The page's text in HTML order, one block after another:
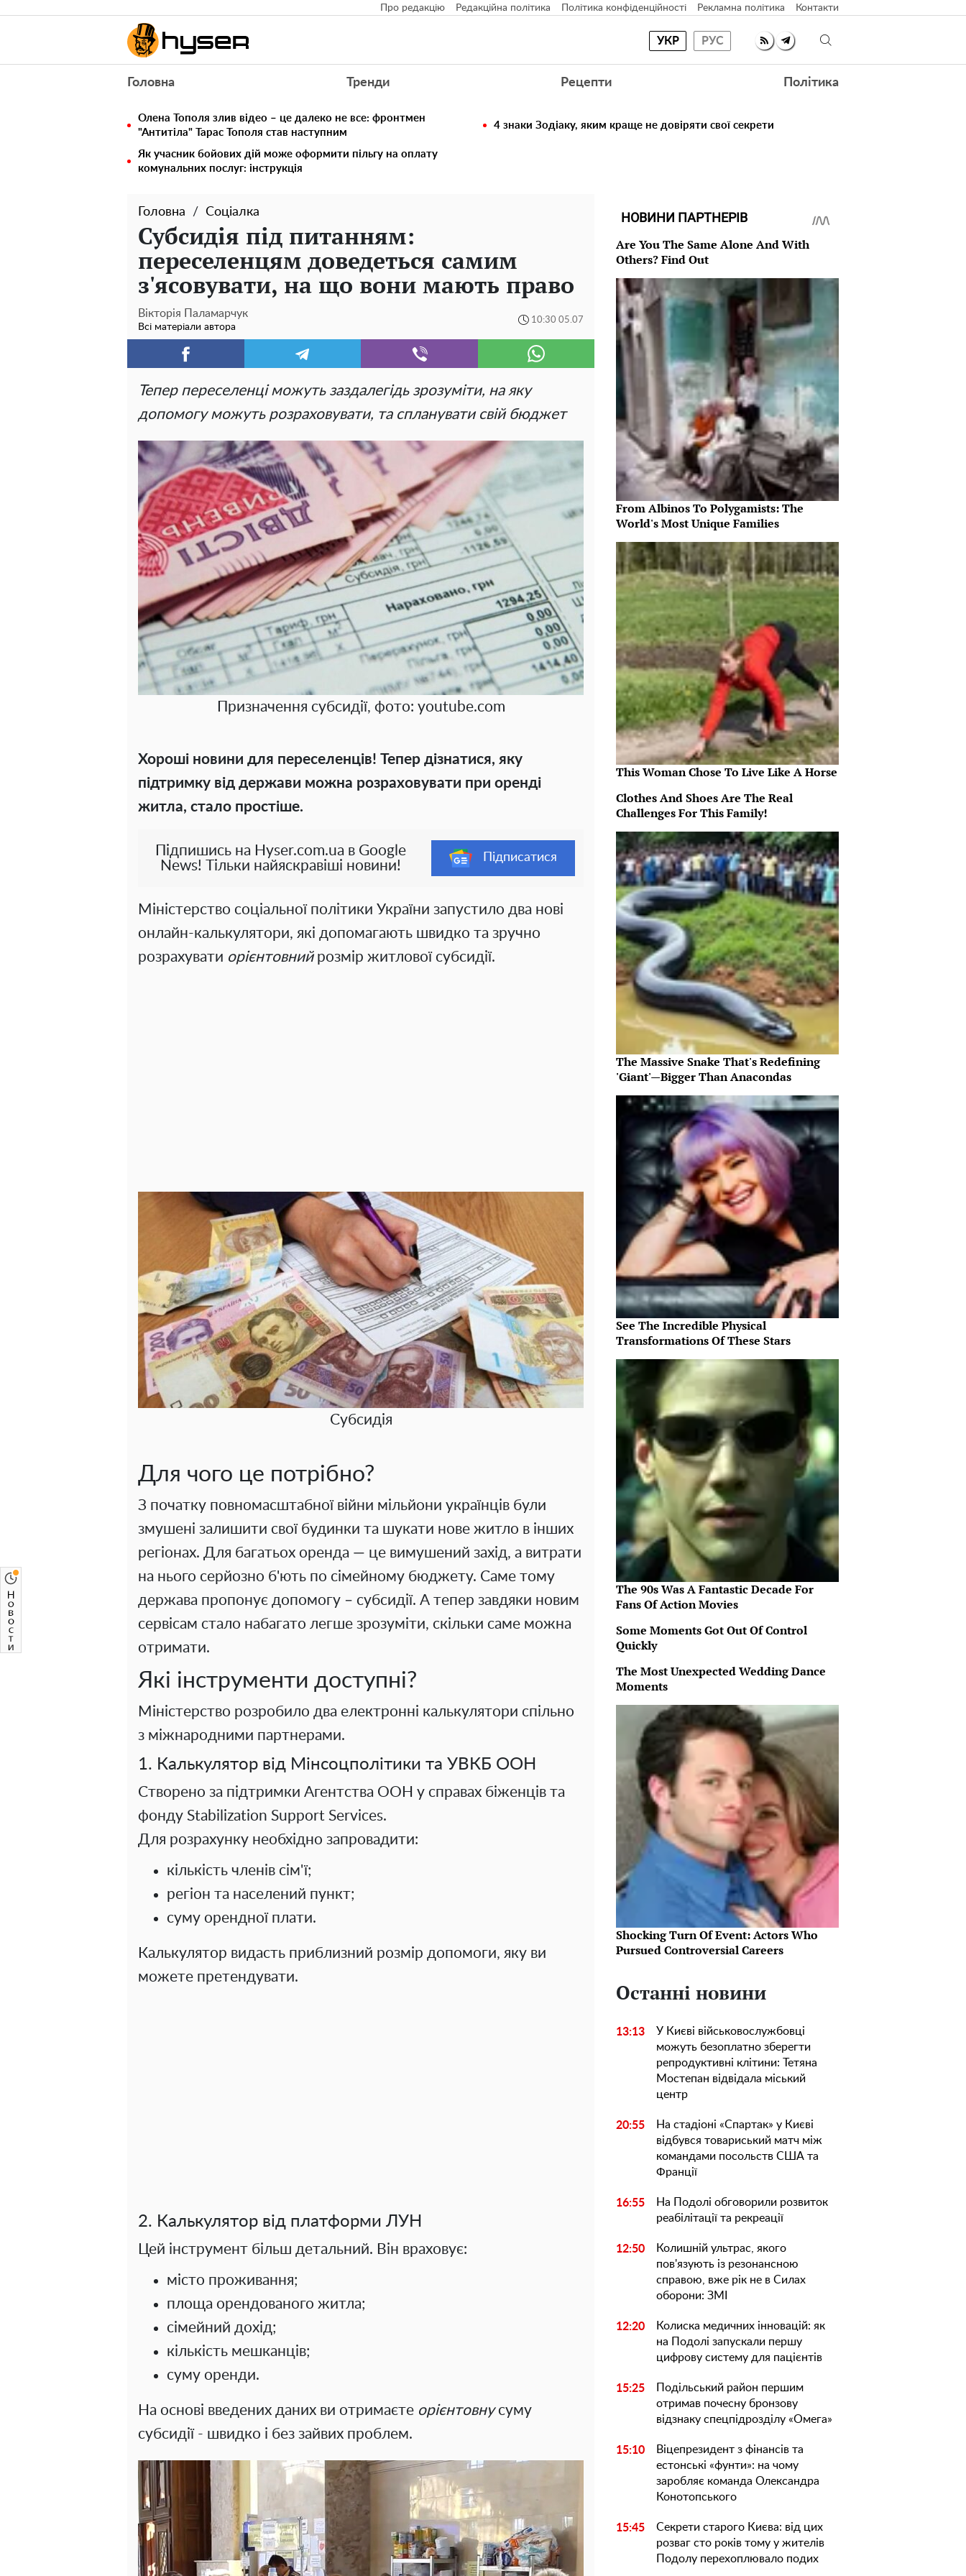
Про редакцію Редакційна політика Політика конфіденційності Рекламна політика Контакти
УКР РУС
Головна Тренди Рецепти Політика
Олена Тополя злив відео – це далеко не все: фронтмен
"Антитіла" Тарас Тополя став наступним
4 знаки Зодіаку, яким краще не довіряти свої секрети
Як учасник бойових дій може оформити пільгу на оплату
комунальних послуг: інструкція
Головна Соціалка
Субсидія під питанням:
переселенцям доведеться самим
з'ясовувати, на що вони мають право
Вікторія Паламарчук
Всі матеріали автора
10:30 05.07
Тепер переселенці можуть заздалегідь зрозуміти, на яку
допомогу можуть розраховувати, та спланувати свій бюджет
Призначення субсидії, фото: youtube.com
Хороші новини для переселенців! Тепер дізнатися, яку
підтримку від держави можна розраховувати при оренді
житла, стало простіше.
Підпишись на Hyser.com.ua в Google
News! Тільки найяскравіші новини!
Підписатися
Міністерство соціальної політики України запустило два нові
онлайн-калькулятори, які допомагають швидко та зручно
розрахувати орієнтовнийрозмір житлової субсидії.
Субсидія
Для чого це потрібно?
З початку повномасштабної війни мільйони українців були
змушені залишити свої будинки та шукати нове житло в інших
регіонах. Для багатьох оренда — це вимушений захід, а витрати
на нього серйозно б'ють по сімейному бюджету. Саме тому
держава пропонує допомогу – субсидії. А тепер завдяки новим
сервісам стало набагато легше зрозуміти, скільки саме можна
отримати.
Які інструменти доступні?
Міністерство розробило два електронні калькулятори спільно
з міжнародними партнерами.
1. Калькулятор від Мінсоцполітики та УВКБ ООН
Створено за підтримки Агентства ООН у справах біженців та
фонду Stabilization Support Services.
Для розрахунку необхідно запровадити:
кількість членів сім'ї;
регіон та населений пункт;
суму орендної плати.
Калькулятор видасть приблизний розмір допомоги, яку ви
можете претендувати.
2. Калькулятор від платформи ЛУН
Цей інструмент більш детальний. Він враховує:
місто проживання;
площа орендованого житла;
сімейний дохід;
кількість мешканців;
суму оренди.
На основі введених даних ви отримаєте орієнтовнусуму
субсидії - швидко і без зайвих проблем.
НОВИНИ ПАРТНЕРІВ
Are You The Same Alone And With
Others? Find Out
From Albinos To Polygamists: The
World's Most Unique Families
This Woman Chose To Live Like A Horse
Clothes And Shoes Are The Real
Challenges For This Family!
The Massive Snake That's Redefining
'Giant'—Bigger Than Anacondas
See The Incredible Physical
Transformations Of These Stars
The 90s Was A Fantastic Decade For
Fans Of Action Movies
Some Moments Got Out Of Control
Quickly
The Most Unexpected Wedding Dance
Moments
Shocking Turn Of Event: Actors Who
Pursued Controversial Careers
Останні новини
13:13
У Києві військовослужбовці
можуть безоплатно зберегти
репродуктивні клітини: Тетяна
Мостепан відвідала міський
центр
20:55
На стадіоні «Спартак» у Києві
відбувся товариський матч між
командами посольств США та
Франції
16:55
На Подолі обговорили розвиток
реабілітації та рекреації
12:50
Колишній ультрас, якого
пов'язують із резонансною
справою, вже рік не в Силах
оборони: ЗМІ
12:20
Колиска медичних інновацій: як
на Подолі запускали першу
цифрову систему для пацієнтів
15:25
Подільський район першим
отримав почесну бронзову
відзнаку спецпідрозділу «Омега»
15:10
Віцепрезидент з фінансів та
естонські «фунти»: на чому
заробляє команда Олександра
Конотопського
15:45
Секрети старого Києва: від цих
розваг сто років тому у жителів
Подолу перехоплювало подих